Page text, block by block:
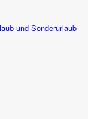
und Sonderurlaub